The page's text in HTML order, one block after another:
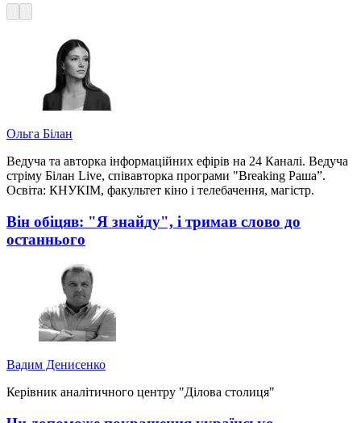
Ольга Білан
Ведуча та авторка інформаційних ефірів на 24 Каналі. Ведуча
стріму Білан Live, співавторка програми "Breaking Раша”.
Освіта: КНУКІМ, факультет кіно і телебачення, магістр.
Він обіцяв: "Я знайду", і тримав слово до
останнього
Вадим Денисенко
Керівник аналітичного центру "Ділова столиця"